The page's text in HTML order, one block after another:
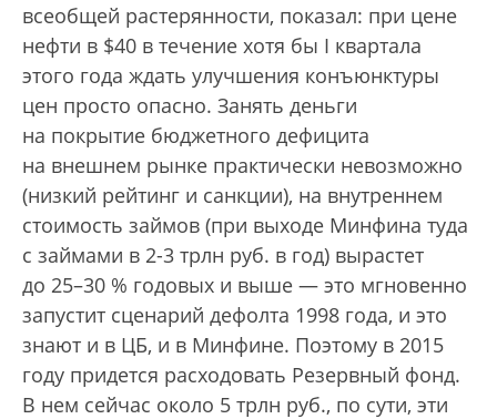
всеобщей растерянности, показал: при цене
нефти в $40 в течение хотя бы I квартала
этого года ждать улучшения конъюнктуры
цен просто опасно. Занять деньги
на покрытие бюджетного дефицита
на внешнем рынке практически невозможно
(низкий рейтинг и санкции), на внутреннем
стоимость займов (при выходе Минфина туда
с займами в 2-3 трлн руб. в год) вырастет
до 25–30 % годовых и выше — это мгновенно
запустит сценарий дефолта 1998 года, и это
знают и в ЦБ, и в Минфине. Поэтому в 2015
году придется расходовать Резервный фонд.
В нем сейчас около 5 трлн руб., по сути, эти